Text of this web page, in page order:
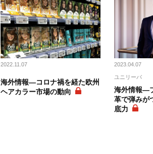
2022.11.07
海外情報―コロナ禍を経た欧州
ヘアカラー市場の動向
2023.04.07
ユニリーバ
海外情報―
革で弾みが
底力